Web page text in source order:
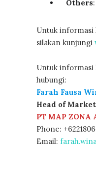
Others
Untuk informasi
silakan kunjungi
Untuk informasi
hubungi:
Farah Fausa
Head of
PT MAP ZONA
Phone:
Email: